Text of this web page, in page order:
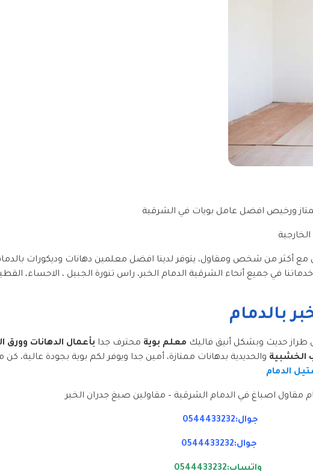
ممتاز ورخيص افضل عامل بويات في الشرقية
أكثر من شخص ومقاول، يتوفر لدينا افضل معلمين دهانات وديكورات
في جميع أنحاء الشرقية الدمام الخبر، راس تنورة الجبيل ، الاحساء،
بالدمام
طراز حديث وبشكل أنيق فاليك معلم بوية محترف جدا بأعمال الدهانات وورق
الخشبية والحديدية بدهانات ممتازة، أمين جدا ويوفر لكم بوية بجودة عالية، كن
الدمام
مقاول اصباغ في الدمام الشرقية – مقاولين صبغ جدران الخبر
جوال:0544433232
جوال:0544433232
واتساب:0544433232